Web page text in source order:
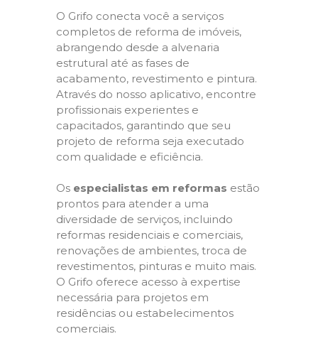
O Grifo conecta você a serviços
completos de reforma de imóveis,
abrangendo desde a alvenaria
estrutural até as fases de
acabamento, revestimento e pintura.
Através do nosso aplicativo, encontre
profissionais experientes e
capacitados, garantindo que seu
projeto de reforma seja executado
com qualidade e eficiência.
Os especialistas em reformas estão
prontos para atender a uma
diversidade de serviços, incluindo
reformas residenciais e comerciais,
renovações de ambientes, troca de
revestimentos, pinturas e muito mais.
O Grifo oferece acesso à expertise
necessária para projetos em
residências ou estabelecimentos
comerciais.